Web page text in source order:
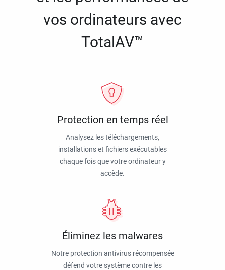
vos ordinateurs avec
TotalAV™
Protection en temps réel
Analysez les téléchargements,
installations et fichiers exécutables
chaque fois que votre ordinateur y
accède.
Éliminez les malwares
Notre protection antivirus récompensée
défend votre système contre les